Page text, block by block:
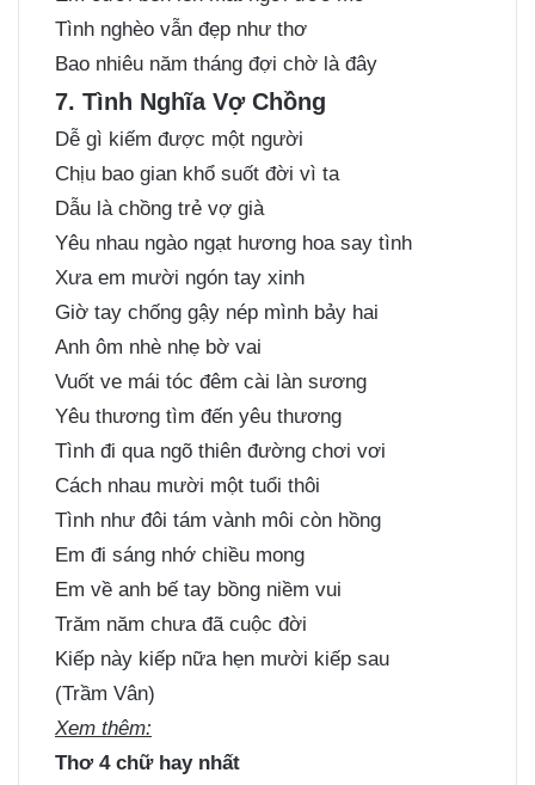
Tình nghèo vẫn đẹp như thơ
Bao nhiêu năm tháng đợi chờ là đây
7. Tình Nghĩa Vợ Chồng
Dễ gì kiếm được một người
Chịu bao gian khổ suốt đời vì ta
Dẫu là chồng trẻ vợ già
Yêu nhau ngào ngạt hương hoa say tình
Xưa em mười ngón tay xinh
Giờ tay chống gậy nép mình bảy hai
Anh ôm nhè nhẹ bờ vai
Vuốt ve mái tóc đêm cài làn sương
Yêu thương tìm đến yêu thương
Tình đi qua ngõ thiên đường chơi vơi
Cách nhau mười một tuổi thôi
Tình như đôi tám vành môi còn hồng
Em đi sáng nhớ chiều mong
Em về anh bế tay bồng niềm vui
Trăm năm chưa đã cuộc đời
Kiếp này kiếp nữa hẹn mười kiếp sau
(Trầm Vân)
Xem thêm:
Thơ 4 chữ hay nhất